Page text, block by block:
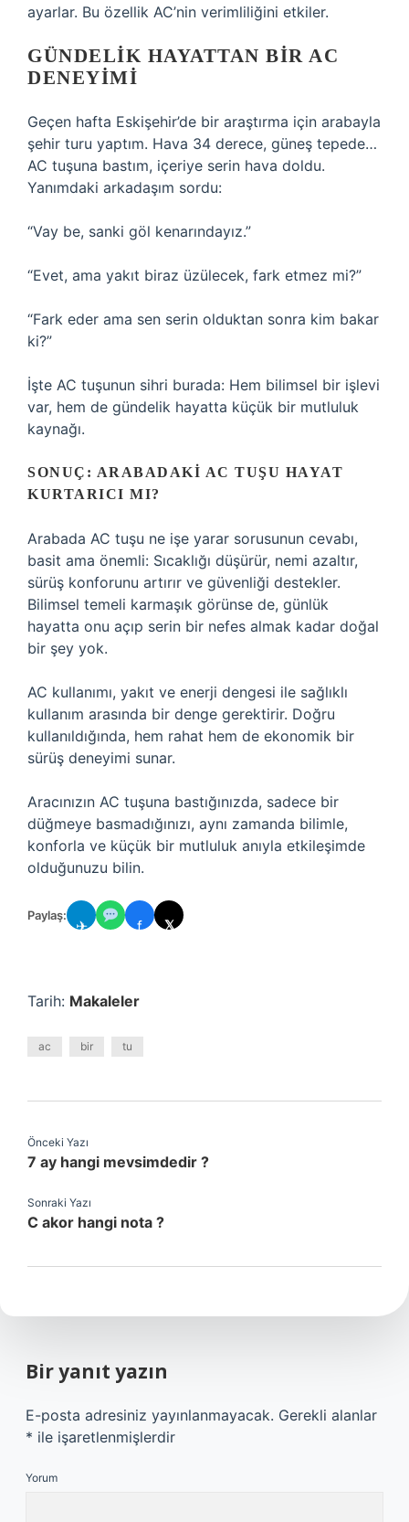
ayarlar. Bu özellik AC’nin verimliliğini etkiler.
GÜNDELIK HAYATTAN BIR AC
DENEYIMI
Geçen hafta Eskişehir’de bir araştırma için arabayla
şehir turu yaptım. Hava 34 derece, güneş tepede…
AC tuşuna bastım, içeriye serin hava doldu.
Yanımdaki arkadaşım sordu:
“Vay be, sanki göl kenarındayız.”
“Evet, ama yakıt biraz üzülecek, fark etmez mi?”
“Fark eder ama sen serin olduktan sonra kim bakar
ki?”
İşte AC tuşunun sihri burada: Hem bilimsel bir işlevi
var, hem de gündelik hayatta küçük bir mutluluk
kaynağı.
SONUÇ: ARABADAKI AC TUŞU HAYAT
KURTARICI MI?
Arabada AC tuşu ne işe yarar sorusunun cevabı,
basit ama önemli: Sıcaklığı düşürür, nemi azaltır,
sürüş konforunu artırır ve güvenliği destekler.
Bilimsel temeli karmaşık görünse de, günlük
hayatta onu açıp serin bir nefes almak kadar doğal
bir şey yok.
AC kullanımı, yakıt ve enerji dengesi ile sağlıklı
kullanım arasında bir denge gerektirir. Doğru
kullanıldığında, hem rahat hem de ekonomik bir
sürüş deneyimi sunar.
Aracınızın AC tuşuna bastığınızda, sadece bir
düğmeye basmadığınızı, aynı zamanda bilimle,
konforla ve küçük bir mutluluk anıyla etkileşimde
olduğunuzu bilin.
Paylaş:
✈ f 𝕏
Tarih: Makaleler
ac bir tu
Önceki Yazı
7 ay hangi mevsimdedir ?
Sonraki Yazı
C akor hangi nota ?
Bir yanıt yazın
E-posta adresiniz yayınlanmayacak. Gerekli alanlar
* ile işaretlenmişlerdir
Yorum